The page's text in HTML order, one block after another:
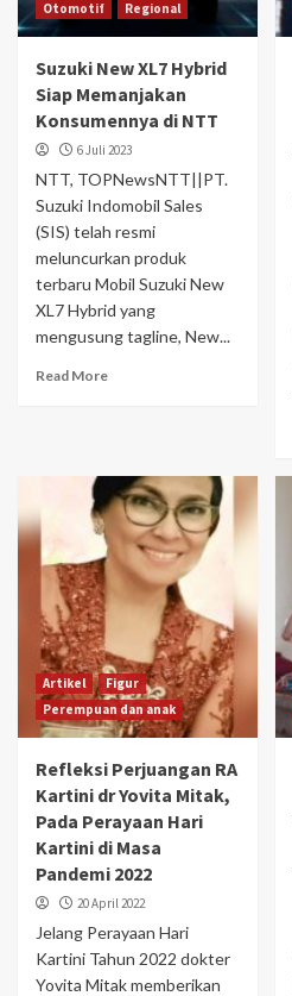
Otomotif Regional
Suzuki New XL7 Hybrid
Siap Memanjakan
Konsumennya di NTT
6 Juli 2023
NTT, TOPNewsNTT||PT.
Suzuki Indomobil Sales
(SIS) telah resmi
meluncurkan produk
terbaru Mobil Suzuki New
XL7 Hybrid yang
mengusung tagline, New...
Read More
Artikel
Figur
Perempuan dan anak
Refleksi Perjuangan RA
Kartini dr Yovita Mitak,
Pada Perayaan Hari
Kartini di Masa
Pandemi 2022
20 April 2022
Jelang Perayaan Hari
Kartini Tahun 2022 dokter
Yovita Mitak memberikan